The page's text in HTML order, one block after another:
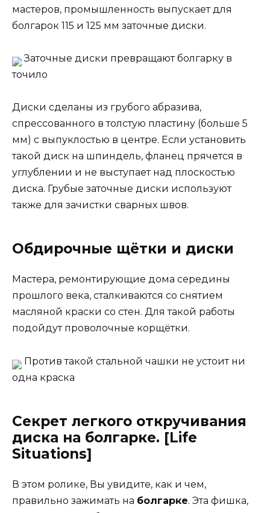
мастеров, промышленность выпускает для
болгарок 115 и 125 мм заточные диски.
Заточные диски превращают болгарку в
точило
Диски сделаны из грубого абразива,
спрессованного в толстую пластину (больше 5
мм) с выпуклостью в центре. Если установить
такой диск на шпиндель, фланец прячется в
углублении и не выступает над плоскостью
диска. Грубые заточные диски используют
также для зачистки сварных швов.
Обдирочные щётки и диски
Мастера, ремонтирующие дома середины
прошлого века, сталкиваются со снятием
масляной краски со стен. Для такой работы
подойдут проволочные корщётки.
Против такой стальной чашки не устоит ни
одна краска
Секрет легкого откручивания
диска на болгарке. [Life
Situations]
В этом ролике, Вы увидите, как и чем,
правильно зажимать на болгарке. Эта фишка,